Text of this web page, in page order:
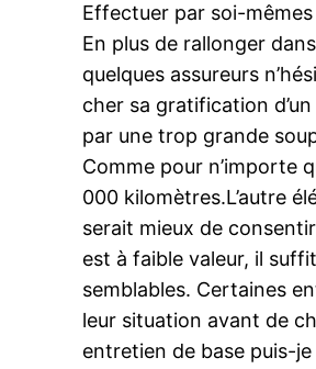
Effectuer par soi-
En plus de rallonger
quelques assureurs
cher sa gratification
par une trop grande
Comme pour n’importe
000 kilomètres.L’autre
serait mieux de
est à faible valeur, il
semblables. Certaines
leur situation avant de
entretien de base puis-